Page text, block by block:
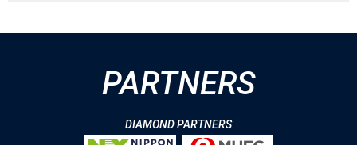
PARTNERS
DIAMOND PARTNERS